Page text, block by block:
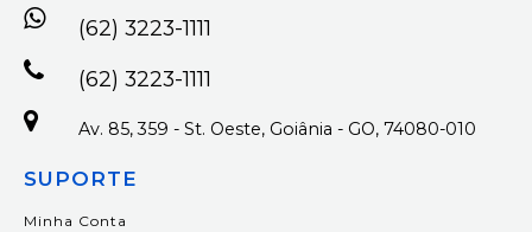
(62) 3223-1111
(62) 3223-1111
Av. 85, 359 - St. Oeste, Goiânia - GO, 74080-010
SUPORTE
Minha Conta